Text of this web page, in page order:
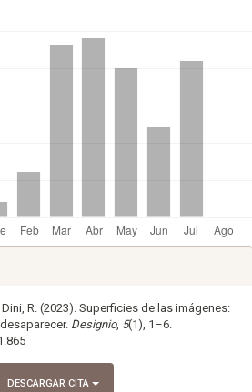
R. (2023). Superficies de las imágenes:
Designio, 5(1), 1–6.
DESCARGAR CITA